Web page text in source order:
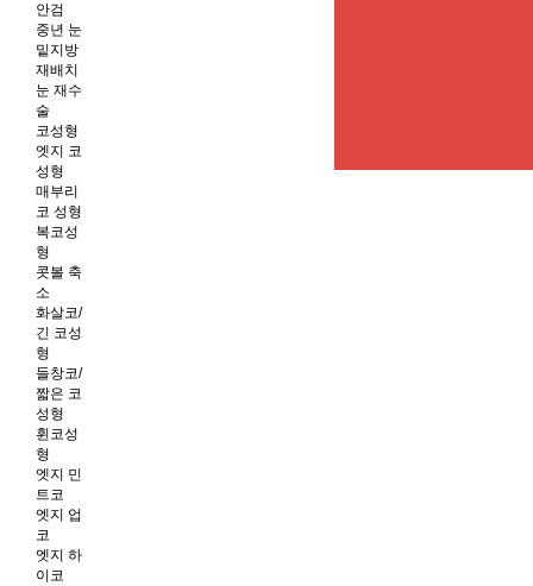
안검
중년 눈
밑지방
재배치
눈 재수
술
코성형
엣지 코
성형
매부리
코 성형
복코성
형
콧볼 축
소
화살코/
긴 코성
형
들창코/
짧은 코
성형
휜코성
형
엣지 민
트코
엣지 업
코
엣지 하
이코